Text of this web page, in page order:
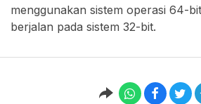
menggunakan sistem operasi 64-
berjalan pada sistem 32-bit.